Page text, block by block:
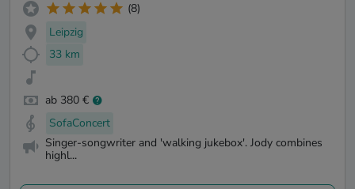
(8)
Leipzig
33 km
ab 380 €
SofaConcert
Singer-songwriter and 'walking jukebox'. Jody combines
highl...